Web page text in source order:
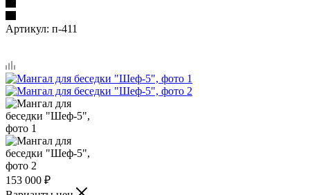
Артикул: п-411
153 000 ₽